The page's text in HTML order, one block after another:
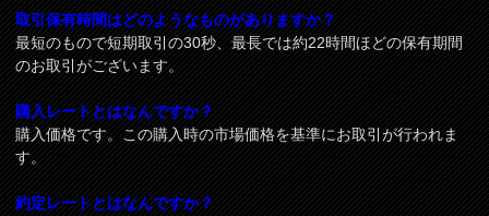
取引保有時間はどのようなものがありますか？
最短のもので短期取引の30秒、最長では約22時間ほどの保有期間
のお取引がございます。
購入レートとはなんですか？
購入価格です。この購入時の市場価格を基準にお取引が行われま
す。
約定レートとはなんですか？